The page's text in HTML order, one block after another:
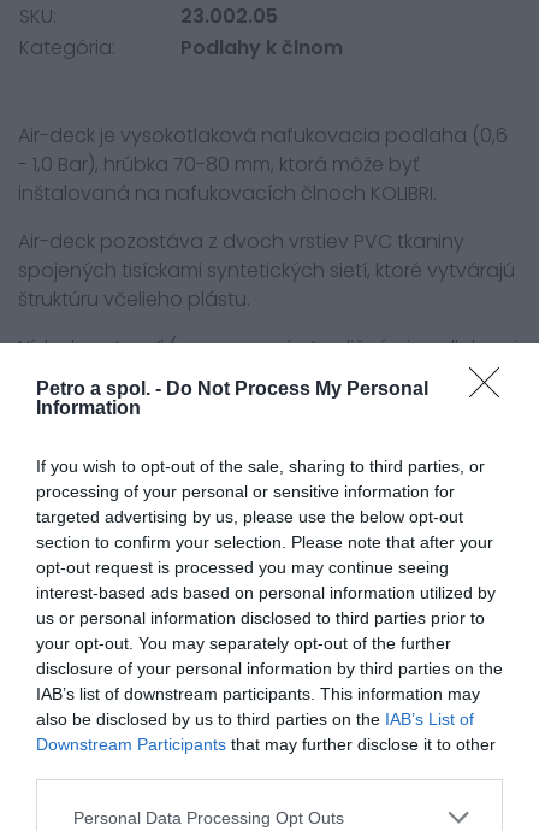
Petro a spol. - Do Not Process My Personal
Information
If you wish to opt-out of the sale, sharing to third parties, or
processing of your personal or sensitive information for
targeted advertising by us, please use the below opt-out
section to confirm your selection. Please note that after your
opt-out request is processed you may continue seeing
interest-based ads based on personal information utilized by
us or personal information disclosed to third parties prior to
your opt-out. You may separately opt-out of the further
disclosure of your personal information by third parties on the
IAB’s list of downstream participants. This information may
also be disclosed by us to third parties on the IAB’s List of
Downstream Participants that may further disclose it to other
Personal Data Processing Opt Outs
SKU:
23.002.05
Kategória:
Podlahy k člnom
Air-deck je vysokotlaková nafukovacia podlaha (0,6
- 1,0 Bar), hrúbka 70-80 mm, ktorá môže byť
inštalovaná na nafukovacích člnoch KOLIBRI.
Air-deck pozostáva z dvoch vrstiev PVC tkaniny
spojených tisíckami syntetických sietí, ktoré vytvárajú
štruktúru včelieho plástu.
Nízka hmotnosť (v porovnaní s tradičnými podlahami
je dvakrát ľahšia), kompaktnosť (je zabalená v malej
taške), rýchla montáž (stačí ju nafúknuť pumpou,
Súprava Air-deck: podlahová doska Air-deck,
vysokotlaková pumpa, taška
0.0